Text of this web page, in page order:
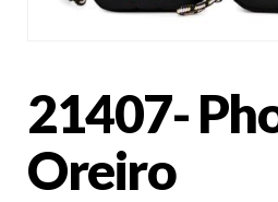
21407-
Oreiro